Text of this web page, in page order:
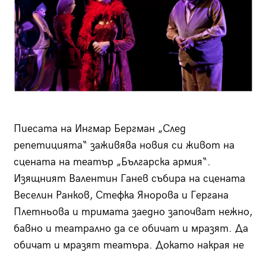
Пиесата на Ингмар Бергман „След
репетицията“ заживява новия си живот на
сцената на театър „Българска армия“.
Изящният Валентин Ганев събира на сцената
Веселин Ранков, Стефка Янорова и Гергана
Плетньова и тримата заедно започват нежно,
бавно и театрално да се обичат и мразят. Да
обичат и мразят театъра. Докато накрая не